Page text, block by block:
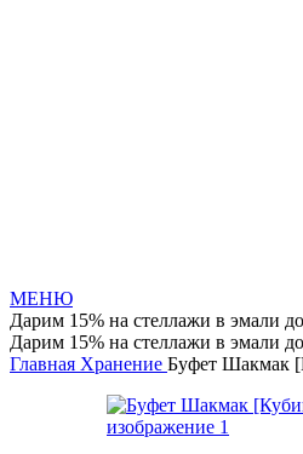
МЕНЮ
Дарим 15% на стеллажи в эмали
Дарим 15% на стеллажи в эмали
Главная Хранение Буфет Шакмак